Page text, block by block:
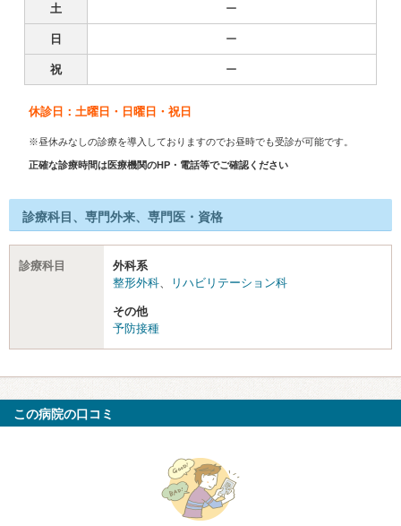
土 ー
日 ー
祝 ー
休診日：土曜日・日曜日・祝日
※昼休みなしの診療を導入しておりますのでお昼時でも受診が可能です。
正確な診療時間は医療機関のHP・電話等でご確認ください
診療科目、専門外来、専門医・資格
診療科目
外科系
整形外科
リハビリテーション科
その他
予防接種
この病院の口コミ